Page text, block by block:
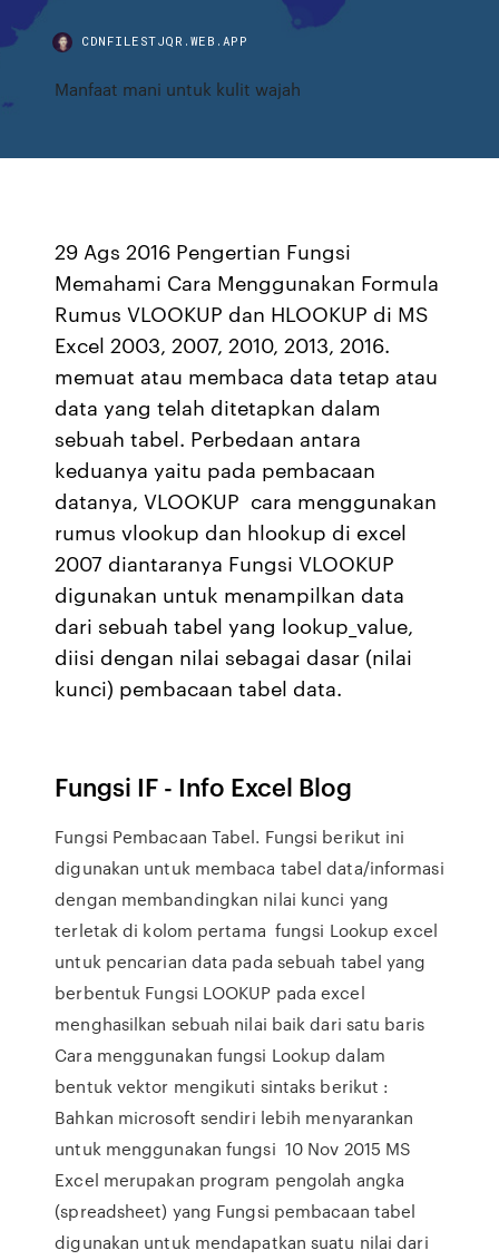
CDNFILESTJQR.WEB.APP
Manfaat mani untuk kulit wajah
29 Ags 2016 Pengertian Fungsi
Memahami Cara Menggunakan Formula
Rumus VLOOKUP dan HLOOKUP di MS
Excel 2003, 2007, 2010, 2013, 2016.
memuat atau membaca data tetap atau
data yang telah ditetapkan dalam
sebuah tabel. Perbedaan antara
keduanya yaitu pada pembacaan
datanya, VLOOKUP cara menggunakan
rumus vlookup dan hlookup di excel
2007 diantaranya Fungsi VLOOKUP
digunakan untuk menampilkan data
dari sebuah tabel yang lookup_value,
diisi dengan nilai sebagai dasar (nilai
kunci) pembacaan tabel data.
Fungsi IF - Info Excel Blog
Fungsi Pembacaan Tabel. Fungsi berikut ini
digunakan untuk membaca tabel data/informasi
dengan membandingkan nilai kunci yang
terletak di kolom pertama fungsi Lookup excel
untuk pencarian data pada sebuah tabel yang
berbentuk Fungsi LOOKUP pada excel
menghasilkan sebuah nilai baik dari satu baris
Cara menggunakan fungsi Lookup dalam
bentuk vektor mengikuti sintaks berikut :
Bahkan microsoft sendiri lebih menyarankan
untuk menggunakan fungsi 10 Nov 2015 MS
Excel merupakan program pengolah angka
(spreadsheet) yang Fungsi pembacaan tabel
digunakan untuk mendapatkan suatu nilai dari